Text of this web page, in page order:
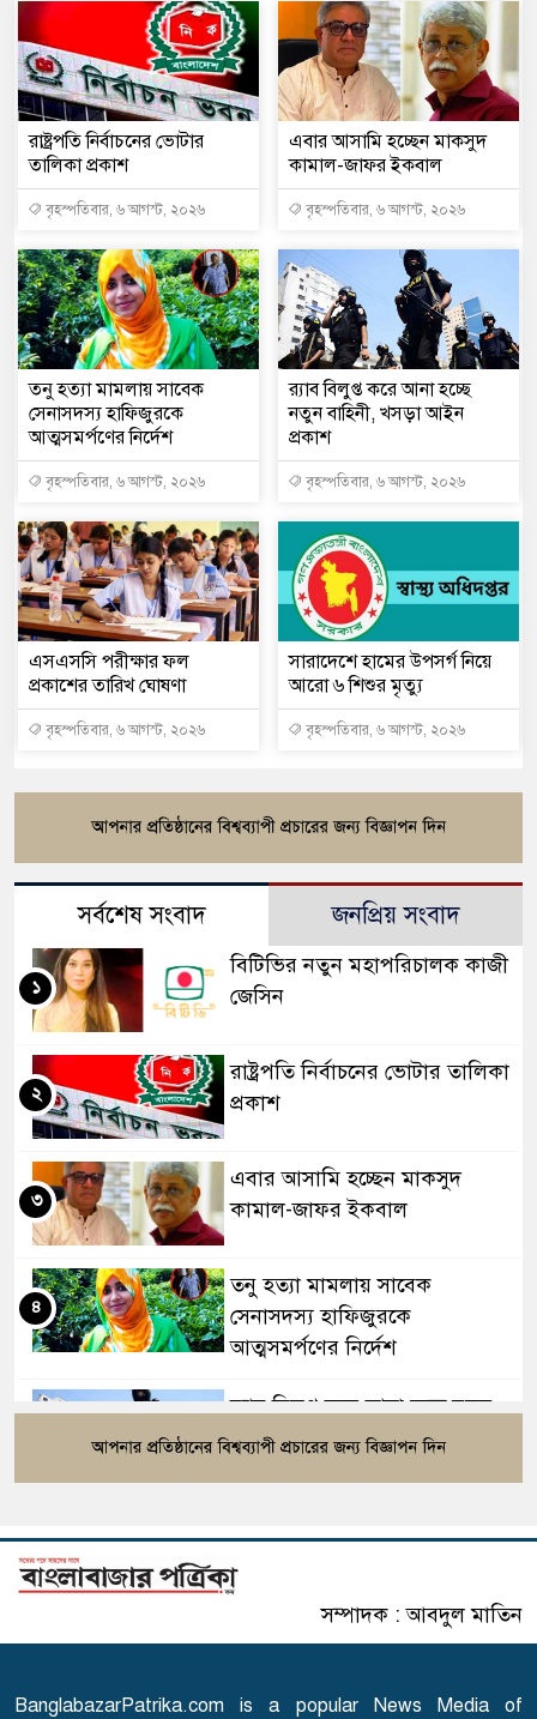
রাষ্ট্রপতি নির্বাচনের ভোটার
তালিকা প্রকাশ
বৃহস্পতিবার, ৬ আগস্ট, ২০২৬
এবার আসামি হচ্ছেন মাকসুদ
কামাল-জাফর ইকবাল
বৃহস্পতিবার, ৬ আগস্ট, ২০২৬
তনু হত্যা মামলায় সাবেক
সেনাসদস্য হাফিজুরকে
আত্মসমর্পণের নির্দেশ
বৃহস্পতিবার, ৬ আগস্ট, ২০২৬
র‍্যাব বিলুপ্ত করে আনা হচ্ছে
নতুন বাহিনী, খসড়া আইন
প্রকাশ
বৃহস্পতিবার, ৬ আগস্ট, ২০২৬
এসএসসি পরীক্ষার ফল
প্রকাশের তারিখ ঘোষণা
বৃহস্পতিবার, ৬ আগস্ট, ২০২৬
সারাদেশে হামের উপসর্গ নিয়ে
আরো ৬ শিশুর মৃত্যু
বৃহস্পতিবার, ৬ আগস্ট, ২০২৬
সর্বশেষ সংবাদ জনপ্রিয় সংবাদ
বিটিভির নতুন মহাপরিচালক কাজী
জেসিন
১
রাষ্ট্রপতি নির্বাচনের ভোটার তালিকা
প্রকাশ
২
এবার আসামি হচ্ছেন মাকসুদ
কামাল-জাফর ইকবাল
৩
তনু হত্যা মামলায় সাবেক
সেনাসদস্য হাফিজুরকে
আত্মসমর্পণের নির্দেশ
৪
র‍্যাব বিলুপ্ত করে আনা হচ্ছে নতুন
বাহিনী, খসড়া আইন প্রকাশ
সৌদির নতুন নিয়ম
৬
এসএসসি পরীক্ষার ফল প্রকাশের
তারিখ ঘোষণা
৭
সম্পাদক : আবদুল মাতিন
BanglabazarPatrika.com is a popular News Media of